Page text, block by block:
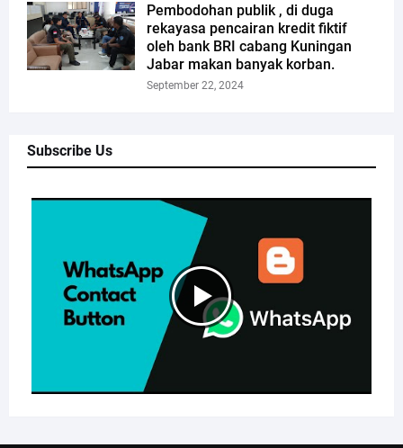
Pembodohan publik , di duga
rekayasa pencairan kredit fiktif
oleh bank BRI cabang Kuningan
Jabar makan banyak korban.
September 22, 2024
Subscribe Us